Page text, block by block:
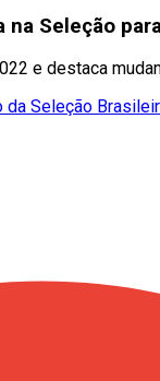
Seleção
e destaca
da Seleção